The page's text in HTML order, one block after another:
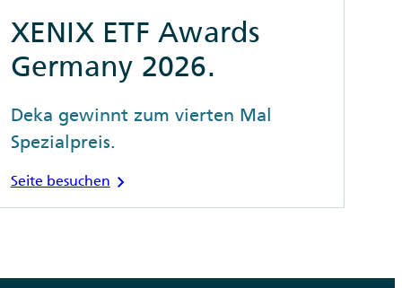
XENIX ETF Awards
Germany 2026.
Deka gewinnt zum vierten Mal
Spezialpreis.
Seite besuchenchevron_right